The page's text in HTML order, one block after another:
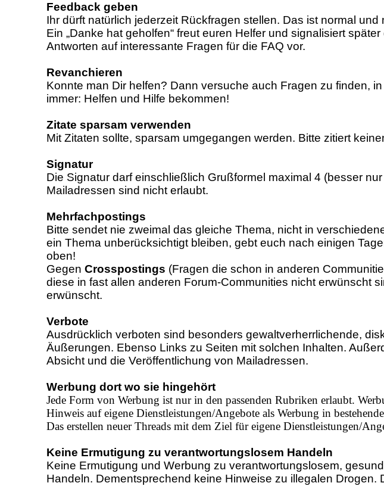
Feedback geben
Ihr dürft natürlich jederzeit Rückfragen stellen. Das ist normal und
Ein „Danke hat geholfen“ freut euren Helfer und signalisiert
Antworten auf interessante Fragen für die FAQ vor.
Revanchieren
Konnte man Dir helfen? Dann versuche auch Fragen zu finden,
immer: Helfen und Hilfe bekommen!
Zitate sparsam verwenden
Mit Zitaten sollte, sparsam umgegangen werden. Bitte zitiert
Signatur
Die Signatur darf einschließlich Grußformel maximal 4 (besser
Mailadressen sind nicht erlaubt.
Mehrfachpostings
Bitte sendet nie zweimal das gleiche Thema, nicht in
ein Thema unberücksichtigt bleiben, gebt euch nach einigen
oben!
GegenCrosspostings (Fragen die schon in anderen
diese in fast allen anderen Forum-Communities nicht erwünscht
erwünscht.
Verbote
Ausdrücklich verboten sind besonders gewaltverherrlichende,
Äußerungen. Ebenso Links zu Seiten mit solchen Inhalten.
Absicht und die Veröffentlichung von Mailadressen.
Werbung dort wo sie hingehört
Jede Form von Werbung ist nur in den passenden Rubriken erlaubt.
Hinweis auf eigene Dienstleistungen/Angebote als Werbung in
Das erstellen neuer Threads mit dem Ziel für eigene Dienstleistungen/
Keine Ermutigung zu verantwortungslosem Handeln
Keine Ermutigung und Werbung zu verantwortungslosem,
Handeln. Dementsprechend keine Hinweise zu illegalen